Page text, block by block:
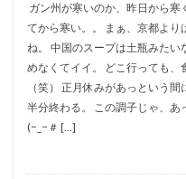
ガン州が寒いのか、昨日から
てから寒い。。 まぁ、京都よ
ね。 中国のスープは土瓶みた
めなくてイイ。 どこ行っても
（笑） 正月休みがあっという
半分終わる。 この調子じゃ、
(−_−＃ […]